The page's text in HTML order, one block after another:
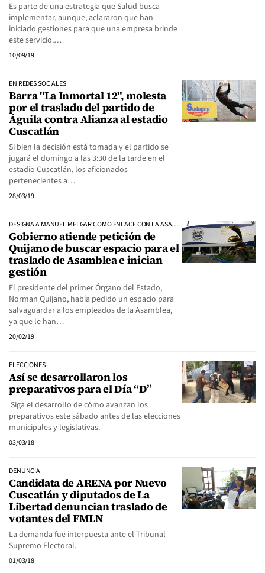
Es parte de una estrategia que Salud busca
implementar, aunque, aclararon que han
iniciado gestiones para que una empresa brinde
este servicio.…
10/09/19
EN REDES SOCIALES
Barra "La Inmortal 12", molesta
por el traslado del partido de
Águila contra Alianza al estadio
Cuscatlán
Si bien la decisión está tomada y el partido se
jugará el domingo a las 3:30 de la tarde en el
estadio Cuscatlán, los aficionados
pertenecientes a…
28/03/19
DESIGNA A MANUEL MELGAR COMO ENLACE CON LA ASAMBLEA LEGISLATIVA
Gobierno atiende petición de
Quijano de buscar espacio para el
traslado de Asamblea e inician
gestión
El presidente del primer Órgano del Estado,
Norman Quijano, había pedido un espacio para
salvaguardar a los empleados de la Asamblea,
ya que le han…
20/02/19
ELECCIONES
Así se desarrollaron los
preparativos para el Día “D”
Siga el desarrollo de cómo avanzan los
preparativos este sábado antes de las elecciones
municipales y legislativas.
03/03/18
DENUNCIA
Candidata de ARENA por Nuevo
Cuscatlán y diputados de La
Libertad denuncian traslado de
votantes del FMLN
La demanda fue interpuesta ante el Tribunal
Supremo Electoral.
01/03/18